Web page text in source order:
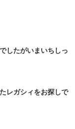
したがいまいちしっ
レガシィをお探しで